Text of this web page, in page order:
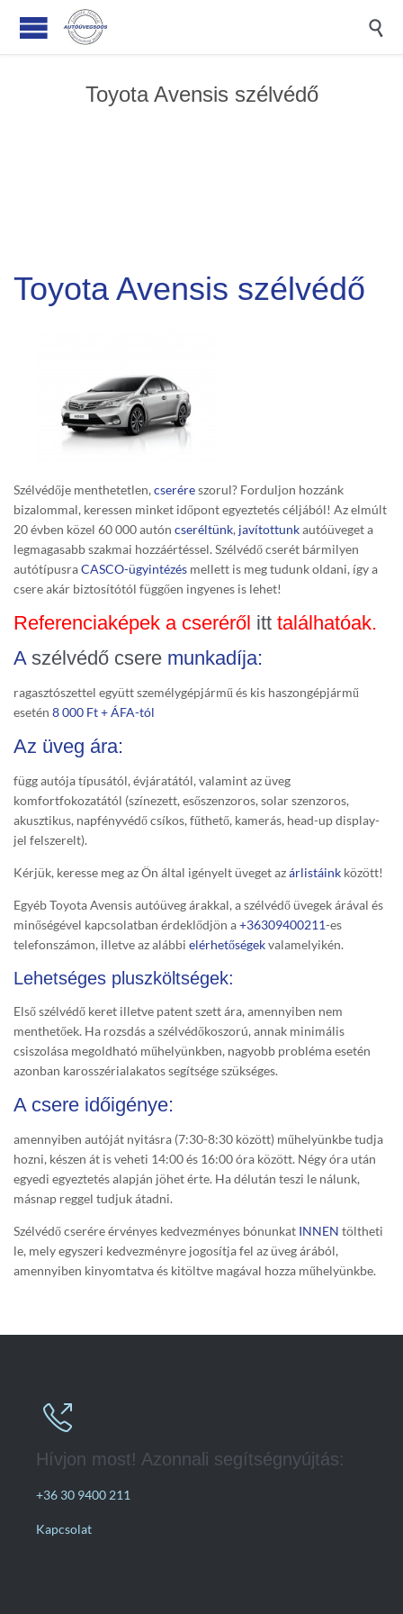

Toyota Avensis szélvédő
Toyota Avensis szélvédő
Szélvédője menthetetlen, cseréreszorul? Forduljon hozzánk
bizalommal, keressen minket időpont egyeztetés céljából! Az elmúlt
20 évben közel 60 000 autón cseréltünk, javítottunkautóüveget a
legmagasabb szakmai hozzáértéssel. Szélvédő cserét bármilyen
autótípusraCASCO-ügyintézés mellett is meg tudunk oldani, így a
csere akár biztosítótól függően ingyenes is lehet!
Referenciaképek a cseréről itt találhatóak.
A szélvédő csere munkadíja:
ragasztószettel együtt személygépjármű és kis haszongépjármű
esetén 8 000 Ft + ÁFA-tól
Az üveg ára:
függ autója típusától, évjáratától, valamint az üveg
komfortfokozatától (színezett, esőszenzoros, solar szenzoros,
akusztikus, napfényvédő csíkos, fűthető, kamerás, head-up display-
jel felszerelt).
Kérjük, keresse meg az Ön által igényelt üveget azárlistáink között!
Egyéb Toyota Avensis autóüveg árakkal, a szélvédő üvegek árával és
minőségével kapcsolatban érdeklődjön a+36309400211-es
telefonszámon, illetve az alábbi elérhetőségekvalamelyikén.
Lehetséges pluszköltségek:
Első szélvédő keret illetve patent szett ára, amennyiben nem
menthetőek. Ha rozsdás a szélvédőkoszorú, annak minimális
csiszolása megoldható műhelyünkben, nagyobb probléma esetén
azonban karosszérialakatos segítsége szükséges.
A csere időigénye:
amennyiben autóját nyitásra (7:30-8:30 között) műhelyünkbe tudja
hozni, készen át is veheti 14:00 és 16:00 óra között. Négy óra után
egyedi egyeztetés alapján jöhet érte. Ha délután teszi le nálunk,
másnap reggel tudjuk átadni.
Szélvédő cserére érvényes kedvezményes bónunkat INNEN töltheti
le, mely egyszeri kedvezményre jogosítja fel az üveg árából,
amennyiben kinyomtatva és kitöltve magával hozza műhelyünkbe.

Hívjon most! Azonnali segítségnyújtás:
+36 30 9400 211
Kapcsolat